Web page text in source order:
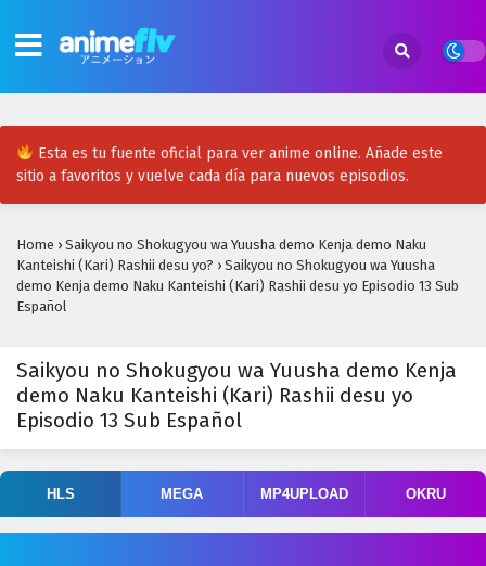
Esta es tu fuente oficial para ver anime online. Añade este
sitio a favoritos y vuelve cada día para nuevos episodios.
Home › Saikyou no Shokugyou wa Yuusha demo Kenja demo Naku
Kanteishi (Kari) Rashii desu yo? › Saikyou no Shokugyou wa Yuusha
demo Kenja demo Naku Kanteishi (Kari) Rashii desu yo Episodio 13 Sub
Español
Saikyou no Shokugyou wa Yuusha demo Kenja
demo Naku Kanteishi (Kari) Rashii desu yo
Episodio 13 Sub Español
HLS MEGA MP4UPLOAD OKRU